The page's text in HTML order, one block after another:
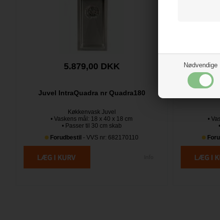
Nødvendige
5.879,00 DKK
Juvel IntraQuadra nr Quadra180
Køkkenvask Juvel
• Vaskens mål: 18 x 40 x 18 cm
• Passer til 30 cm skab
Forudbestil - VVS nr: 682170110
•